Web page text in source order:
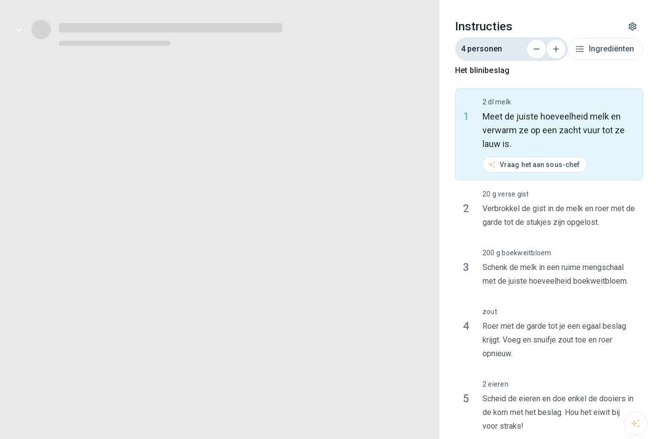
Instructies
4 personen Ingrediënten
Het blinibeslag
1
Meet de juiste hoeveelheid melk en
verwarm ze op een zacht vuur tot ze
lauw is.
Vraag het aan sous-chef
2 dl melk
2
Verbrokkel de gist in de melk en roer met de
garde tot de stukjes zijn opgelost.
20 g verse gist
3
Schenk de melk in een ruime mengschaal
met de juiste hoeveelheid boekweitbloem.
200 g boekweitbloem
4
Roer met de garde tot je een egaal beslag
krijgt. Voeg en snuifje zout toe en roer
opnieuw.
zout
5
Scheid de eieren en doe enkel de dooiers in
de kom met het beslag. Hou het eiwit bij
voor straks!
2 eieren